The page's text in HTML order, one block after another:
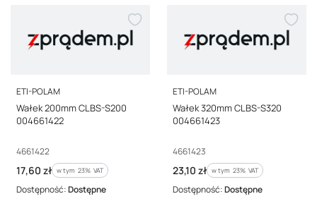
PRODUCENT
ETI-POLAM
Wałek 200mm CLBS-S200
004661422
Kod producenta
4661422
Cena brutto
17,60 zł w tym %s VAT
w tym 23% VAT
Dostępność:Dostępne
PRODUCENT
ETI-POLAM
Wałek 320mm CLBS-S320
004661423
Kod producenta
4661423
Cena brutto
23,10 zł w tym %s VAT
w tym 23% VAT
Dostępność:Dostępne